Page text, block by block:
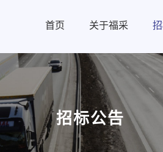
首页 关于福采
招标公告